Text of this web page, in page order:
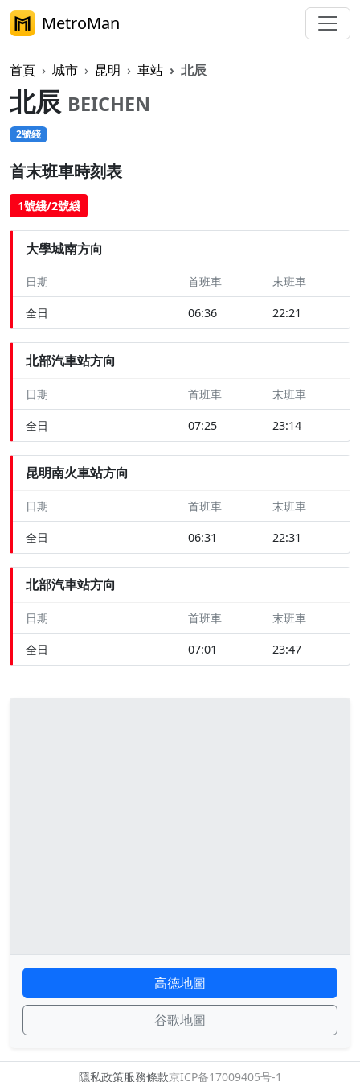
MetroMan
首頁 城市 昆明 車站 北辰
北辰 BEICHEN
2號綫
首末班車時刻表
1號綫/2號綫
大學城南方向
日期 首班車 末班車
全日 06:36 22:21
北部汽車站方向
日期 首班車 末班車
全日 07:25 23:14
昆明南火車站方向
日期 首班車 末班車
全日 06:31 22:31
北部汽車站方向
日期 首班車 末班車
全日 07:01 23:47
高德地圖
谷歌地圖
隱私政策服務條款京ICP备17009405号-1